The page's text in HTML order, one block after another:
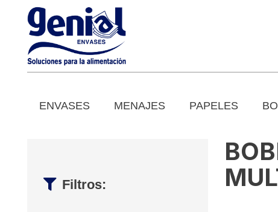
ENVASES MENAJES PAPELES
Filtros: